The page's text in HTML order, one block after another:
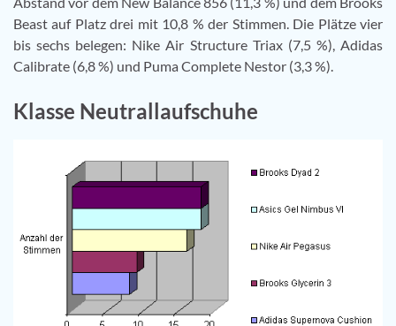
Beast auf Platz drei mit 10,8 % der Stimmen. Die Plätze vier
bis sechs belegen: Nike Air Structure Triax (7,5 %), Adidas
Calibrate (6,8 %) und Puma Complete Nestor (3,3 %).
Klasse Neutrallaufschuhe